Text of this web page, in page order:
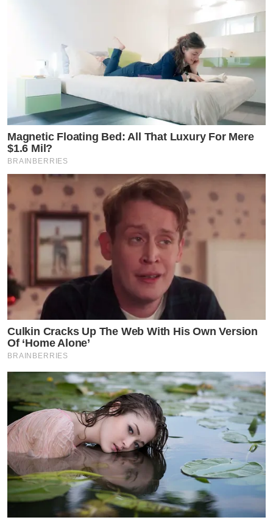
Magnetic Floating Bed: All That Luxury For Mere
$1.6 Mil?
BRAINBERRIES
Culkin Cracks Up The Web With His Own Version
Of ‘Home Alone’
BRAINBERRIES